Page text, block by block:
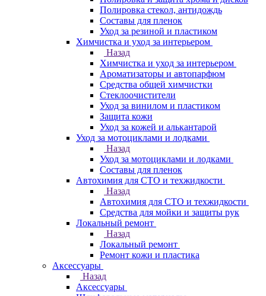
Полировка стекол, антидождь
Составы для пленок
Уход за резиной и пластиком
Химчистка и уход за интерьером
Назад
Химчистка и уход за интерьером
Ароматизаторы и автопарфюм
Средства общей химчистки
Стеклоочистители
Уход за винилом и пластиком
Защита кожи
Уход за кожей и алькантарой
Уход за мотоциклами и лодками
Назад
Уход за мотоциклами и лодками
Составы для пленок
Автохимия для СТО и техжидкости
Назад
Автохимия для СТО и техжидкости
Средства для мойки и защиты рук
Локальный ремонт
Назад
Локальный ремонт
Ремонт кожи и пластика
Аксессуары
Назад
Аксессуары